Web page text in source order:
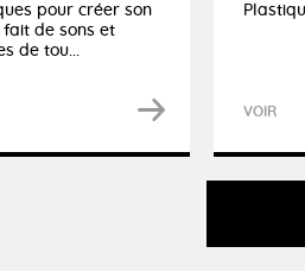
pour créer son
fait de sons et
de tou...
VOIR